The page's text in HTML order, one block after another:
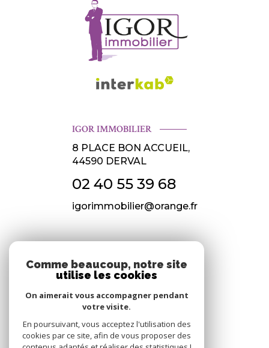
IGOR IMMOBILIER
8 PLACE BON ACCUEIL,
44590 DERVAL
02 40 55 39 68
igorimmobilier@orange.fr
Nous suivre
Comme beaucoup, notre site
utilise les cookies
On aimerait vous accompagner pendant
votre visite.
En poursuivant, vous acceptez l'utilisation des
cookies par ce site, afin de vous proposer des